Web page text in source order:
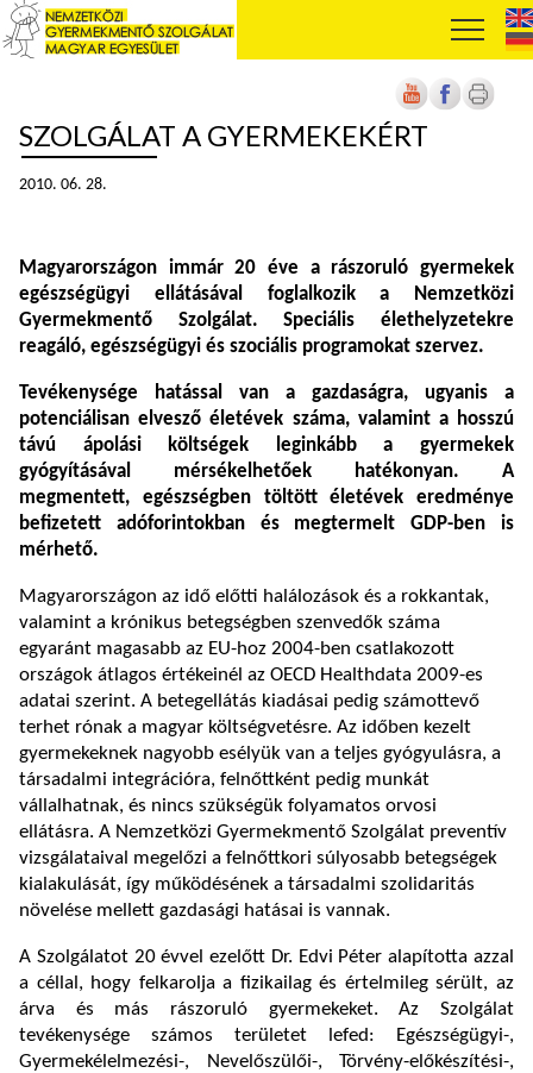
SZOLGÁLAT A GYERMEKEKÉRT
2010. 06. 28.
Magyarországon immár 20 éve a rászoruló gyermekek
egészségügyi ellátásával foglalkozik a Nemzetközi
Gyermekmentő Szolgálat. Speciális élethelyzetekre
reagáló, egészségügyi és szociális programokat szervez.
Tevékenysége hatással van a gazdaságra, ugyanis a
potenciálisan elvesző életévek száma, valamint a hosszú
távú ápolási költségek leginkább a gyermekek
gyógyításával mérsékelhetőek hatékonyan. A
megmentett, egészségben töltött életévek eredménye
befizetett adóforintokban és megtermelt GDP-ben is
mérhető.
Magyarországon az idő előtti halálozások és a rokkantak,
valamint a krónikus betegségben szenvedők száma
egyaránt magasabb az EU-hoz 2004-ben csatlakozott
országok átlagos értékeinél az OECD Healthdata 2009-es
adatai szerint. A betegellátás kiadásai pedig számottevő
terhet rónak a magyar költségvetésre. Az időben kezelt
gyermekeknek nagyobb esélyük van a teljes gyógyulásra, a
társadalmi integrációra, felnőttként pedig munkát
vállalhatnak, és nincs szükségük folyamatos orvosi
ellátásra. A Nemzetközi Gyermekmentő Szolgálat preventív
vizsgálataival megelőzi a felnőttkori súlyosabb betegségek
kialakulását, így működésének a társadalmi szolidaritás
növelése mellett gazdasági hatásai is vannak.
A Szolgálatot 20 évvel ezelőtt Dr. Edvi Péter alapította azzal
a céllal, hogy felkarolja a fizikailag és értelmileg sérült, az
árva és más rászoruló gyermekeket. Az Szolgálat
tevékenysége számos területet lefed: Egészségügyi-,
Gyermekélelmezési-, Nevelőszülői-, Törvény-előkészítési-,